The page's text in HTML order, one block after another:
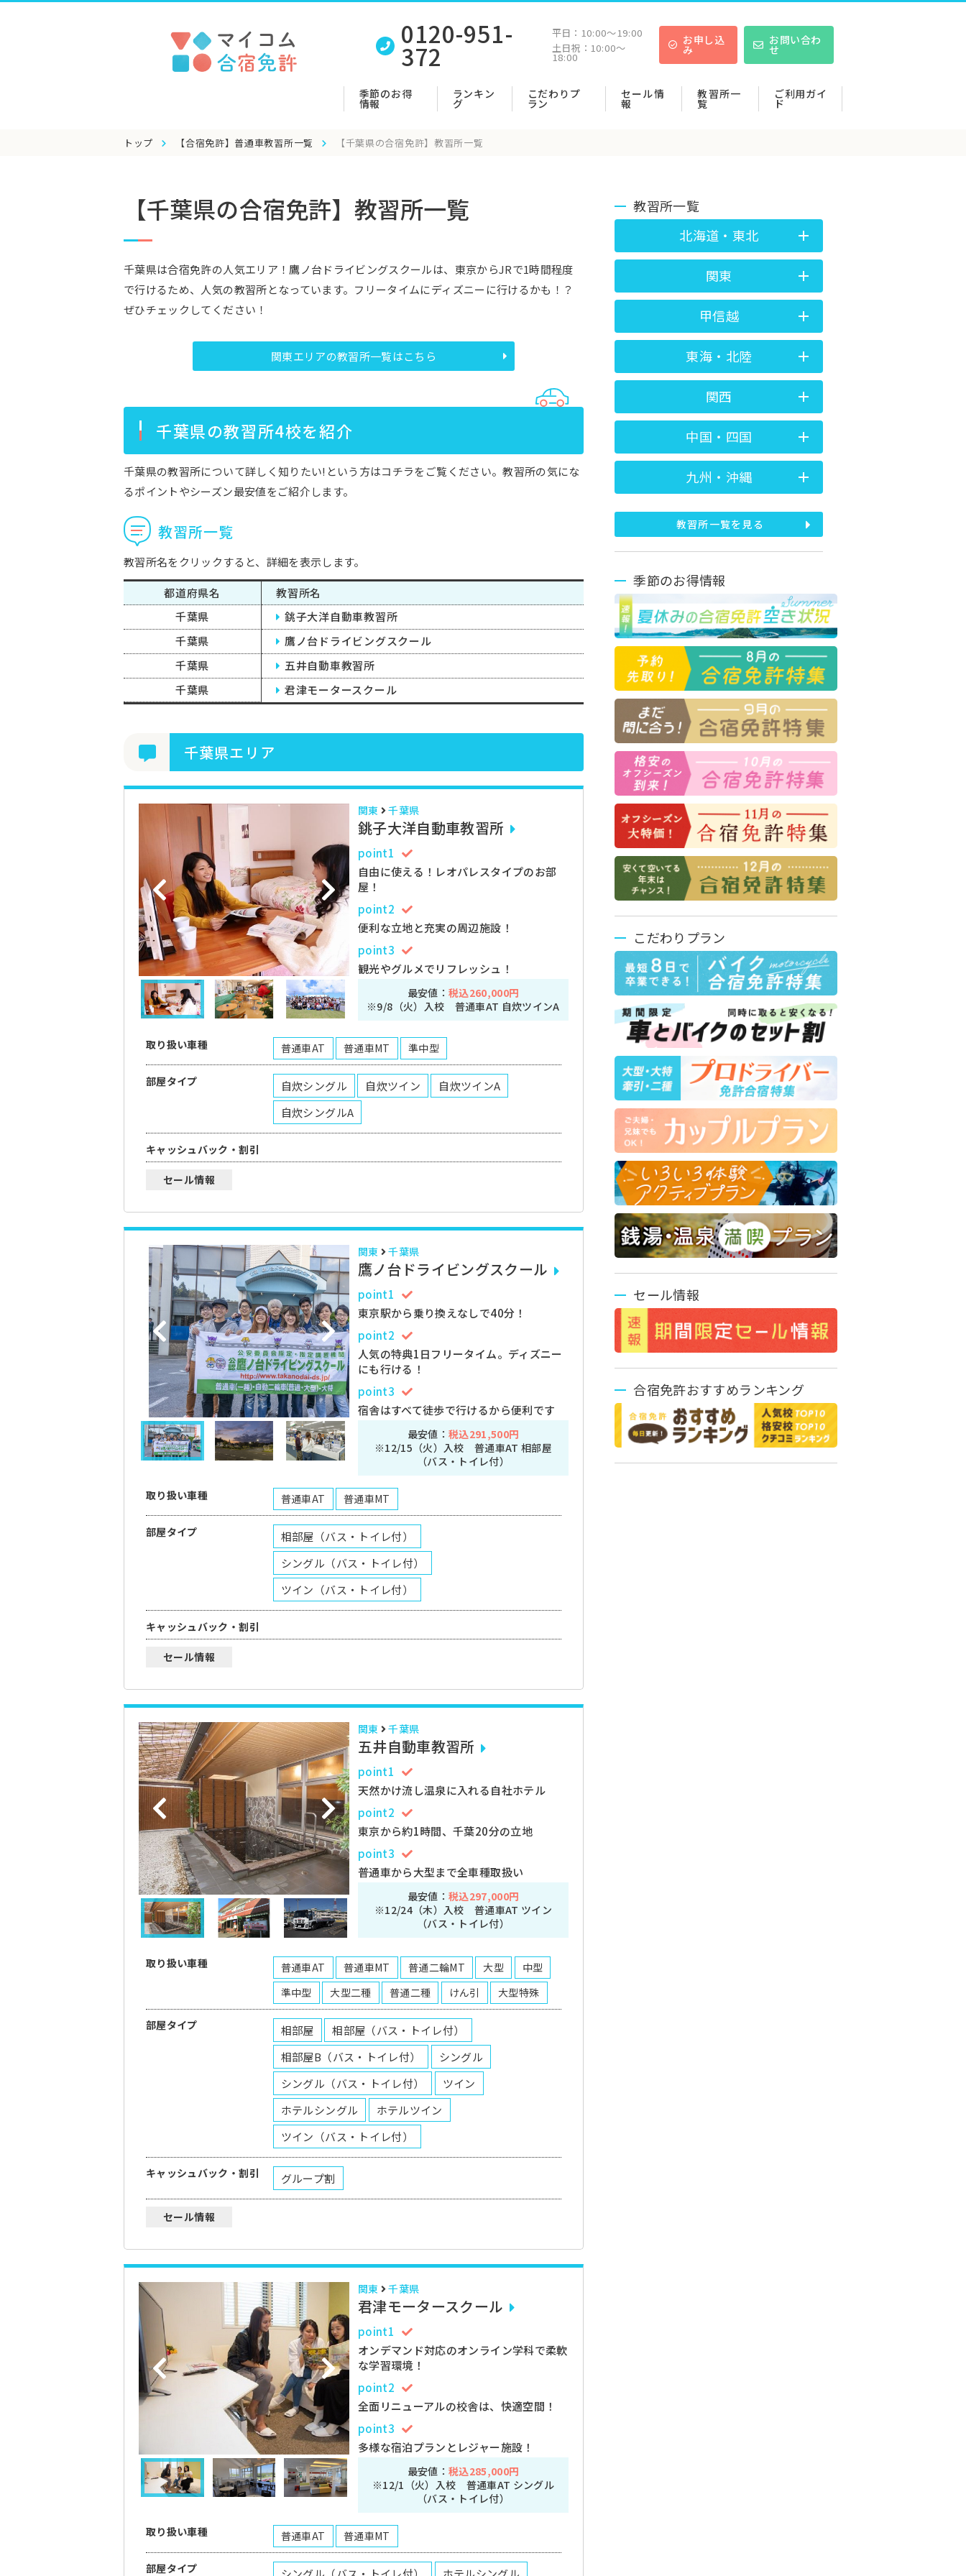
0120-951-
372
平日： 10:00〜19:00
土日祝： 10:00〜
18:00
お申し込
み
お問い合わ
せ
季節のお得
情報
ランキン
グ
こだわりプ
ラン
セール情
報
教習所一
覧
ご利用ガイ
ド
トップ 【合宿免許】普通車教習所一覧 【千葉県の合宿免許】教習所一覧
【千葉県の合宿免許】教習所一覧
千葉県は合宿免許の人気エリア！鷹ノ台ドライビングスクールは、東京からJRで1時間程度
で行けるため、人気の教習所となっています。フリータイムにディズニーに行けるかも！？
ぜひチェックしてください！
関東エリアの教習所一覧はこちら
千葉県の教習所4校を紹介
千葉県の教習所について詳しく知りたい!という方はコチラをご覧ください。教習所の気にな
るポイントやシーズン最安値をご紹介します。
教習所一覧
教習所名をクリックすると、詳細を表示します。
都道府県名
教習所名
千葉県
銚子大洋自動車教習所
千葉県
鷹ノ台ドライビングスクール
千葉県
五井自動車教習所
千葉県
君津モータースクール
千葉県エリア
関東 千葉県
銚子大洋自動車教習所
point1
自由に使える！レオパレスタイプのお部
屋！
point2
便利な立地と充実の周辺施設！
point3
観光やグルメでリフレッシュ！
最安値： 税込260,000円
※9/8（火）入校 普通車AT 自炊ツインA
取り扱い車種 普通車AT 普通車MT 準中型
部屋タイプ 自炊シングル 自炊ツイン
自炊ツインA
自炊シングルA
キャッシュバック・割引
セール情報
関東 千葉県
鷹ノ台ドライビングスクール
point1
東京駅から乗り換えなしで40分！
point2
人気の特典1日フリータイム。ディズニー
にも行ける！
point3
宿舎はすべて徒歩で行けるから便利です
最安値： 税込291,500円
※12/15（火）入校 普通車AT 相部屋
（バス・トイレ付）
取り扱い車種 普通車AT 普通車MT
部屋タイプ
相部屋（バス・トイレ付）
シングル（バス・トイレ付）
ツイン（バス・トイレ付）
キャッシュバック・割引
セール情報
関東 千葉県
五井自動車教習所
point1
天然かけ流し温泉に入れる自社ホテル
point2
東京から約1時間、千葉20分の立地
point3
普通車から大型まで全車種取扱い
最安値： 税込297,000円
※12/24（木）入校 普通車AT ツイン
（バス・トイレ付）
取り扱い車種 普通車AT 普通車MT 普通二輪MT 大型
中型
準中型
大型二種 普通二種 けん引 大型特殊
部屋タイプ 相部屋
相部屋（バス・トイレ付）
相部屋B（バス・トイレ付）
シングル
シングル（バス・トイレ付）
ツイン
ホテルシングル
ホテルツイン
ツイン（バス・トイレ付）
キャッシュバック・割引 グループ割
セール情報
関東 千葉県
君津モータースクール
point1
オンデマンド対応のオンライン学科で柔軟
な学習環境！
point2
全面リニューアルの校舎は、快適空間！
point3
多様な宿泊プランとレジャー施設！
最安値： 税込285,000円
※12/1（火）入校 普通車AT シングル
（バス・トイレ付）
取り扱い車種 普通車AT 普通車MT
部屋タイプ
教習所一覧
北海道・東北
関東
甲信越
東海・北陸
関西
中国・四国
九州・沖縄
教習所一覧を見る
季節のお得情報
こだわりプラン
セール情報
合宿免許おすすめランキング